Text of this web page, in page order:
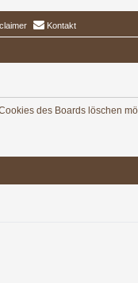
Kontakt
des Boards löschen